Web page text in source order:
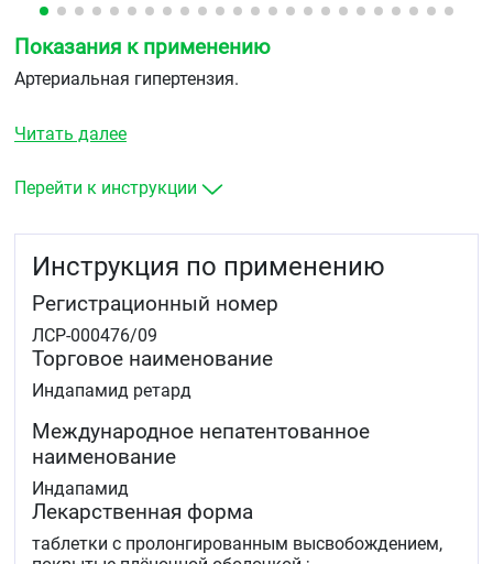
Показания к применению
Артериальная гипертензия.
Читать далее
Перейти к инструкции
Инструкция по применению
Регистрационный номер
ЛСР-000476/09
Торговое наименование
Индапамид ретард
Международное непатентованное
наименование
Индапамид
Лекарственная форма
таблетки с пролонгированным высвобождением,